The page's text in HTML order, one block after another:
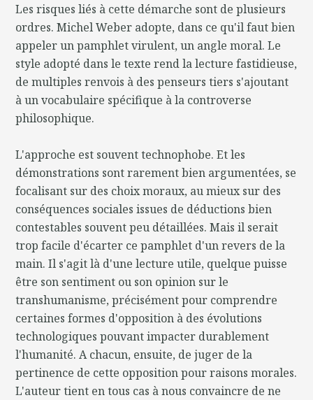
Les risques liés à cette démarche sont de plusieurs
ordres. Michel Weber adopte, dans ce qu'il faut bien
appeler un pamphlet virulent, un angle moral. Le
style adopté dans le texte rend la lecture fastidieuse,
de multiples renvois à des penseurs tiers s'ajoutant
à un vocabulaire spécifique à la controverse
philosophique.
L'approche est souvent technophobe. Et les
démonstrations sont rarement bien argumentées, se
focalisant sur des choix moraux, au mieux sur des
conséquences sociales issues de déductions bien
contestables souvent peu détaillées. Mais il serait
trop facile d'écarter ce pamphlet d'un revers de la
main. Il s'agit là d'une lecture utile, quelque puisse
être son sentiment ou son opinion sur le
transhumanisme, précisément pour comprendre
certaines formes d'opposition à des évolutions
technologiques pouvant impacter durablement
l'humanité. A chacun, ensuite, de juger de la
pertinence de cette opposition pour raisons morales.
L'auteur tient en tous cas à nous convaincre de ne